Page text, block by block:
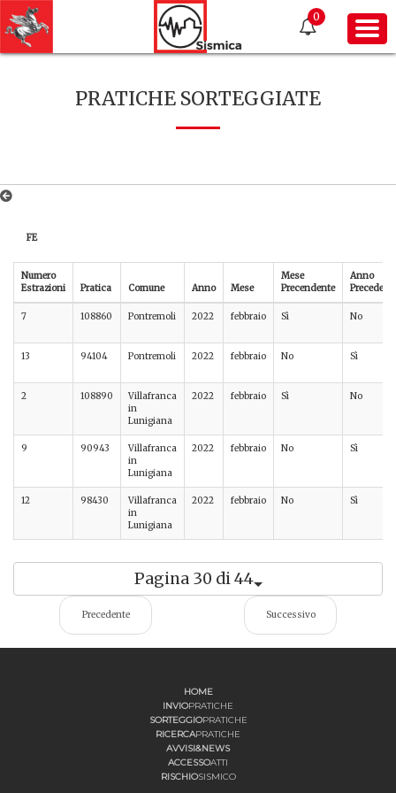
0
PRATICHE SORTEGGIATE
FE
Numero
Estrazioni
Pratica Comune Anno Mese
Mese
Precendente
Anno
7 108860 Pontremoli 2022 febbraio Sì No
13 94104 Pontremoli 2022 febbraio No Sì
2 108890
Villafranca
in
Lunigiana
2022 febbraio Sì No
9 90943
Villafranca
in
Lunigiana
2022 febbraio No Sì
12 98430
Villafranca
in
Lunigiana
2022 febbraio No Sì
Pagina 30 di 44
Precedente Successivo
HOME
INVIOPRATICHE
SORTEGGIOPRATICHE
RICERCAPRATICHE
AVVISI&NEWS
ACCESSOATTI
RISCHIOSISMICO